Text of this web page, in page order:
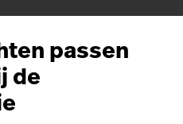
passen
de